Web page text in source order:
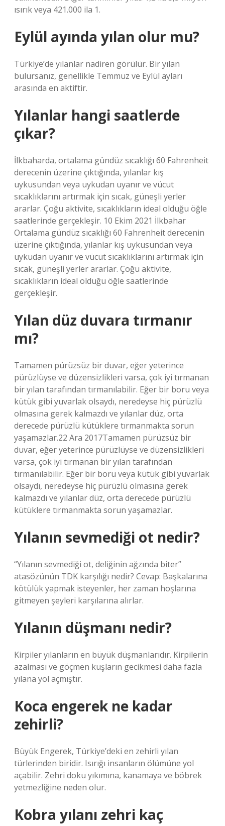
ısırık veya 421.000 ila 1.
Eylül ayında yılan olur mu?
Türkiye’de yılanlar nadiren görülür. Bir yılan
bulursanız, genellikle Temmuz ve Eylül ayları
arasında en aktiftir.
Yılanlar hangi saatlerde
çıkar?
İlkbaharda, ortalama gündüz sıcaklığı 60 Fahrenheit
derecenin üzerine çıktığında, yılanlar kış
uykusundan veya uykudan uyanır ve vücut
sıcaklıklarını artırmak için sıcak, güneşli yerler
ararlar. Çoğu aktivite, sıcaklıkların ideal olduğu öğle
saatlerinde gerçekleşir. 10 Ekim 2021 İlkbahar
Ortalama gündüz sıcaklığı 60 Fahrenheit derecenin
üzerine çıktığında, yılanlar kış uykusundan veya
uykudan uyanır ve vücut sıcaklıklarını artırmak için
sıcak, güneşli yerler ararlar. Çoğu aktivite,
sıcaklıkların ideal olduğu öğle saatlerinde
gerçekleşir.
Yılan düz duvara tırmanır
mı?
Tamamen pürüzsüz bir duvar, eğer yeterince
pürüzlüyse ve düzensizlikleri varsa, çok iyi tırmanan
bir yılan tarafından tırmanılabilir. Eğer bir boru veya
kütük gibi yuvarlak olsaydı, neredeyse hiç pürüzlü
olmasına gerek kalmazdı ve yılanlar düz, orta
derecede pürüzlü kütüklere tırmanmakta sorun
yaşamazlar.22 Ara 2017Tamamen pürüzsüz bir
duvar, eğer yeterince pürüzlüyse ve düzensizlikleri
varsa, çok iyi tırmanan bir yılan tarafından
tırmanılabilir. Eğer bir boru veya kütük gibi yuvarlak
olsaydı, neredeyse hiç pürüzlü olmasına gerek
kalmazdı ve yılanlar düz, orta derecede pürüzlü
kütüklere tırmanmakta sorun yaşamazlar.
Yılanın sevmediği ot nedir?
“Yılanın sevmediği ot, deliğinin ağzında biter”
atasözünün TDK karşılığı nedir? Cevap: Başkalarına
kötülük yapmak isteyenler, her zaman hoşlarına
gitmeyen şeyleri karşılarına alırlar.
Yılanın düşmanı nedir?
Kirpiler yılanların en büyük düşmanlarıdır. Kirpilerin
azalması ve göçmen kuşların gecikmesi daha fazla
yılana yol açmıştır.
Koca engerek ne kadar
zehirli?
Büyük Engerek, Türkiye’deki en zehirli yılan
türlerinden biridir. Isırığı insanların ölümüne yol
açabilir. Zehri doku yıkımına, kanamaya ve böbrek
yetmezliğine neden olur.
Kobra yılanı zehri kaç